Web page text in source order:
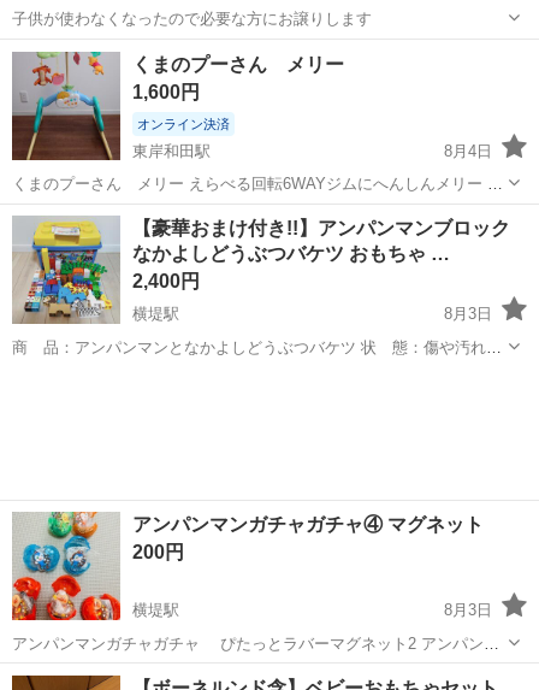
子供が使わなくなったので必要な方にお譲りします
大阪 箕面市 牧落駅 ベビー用品
くまのプーさん メリー
1,600円
オンライン決済
東岸和田駅
8月4日
くまのプーさん メリー えらべる回転6WAYジムにへんしんメリー 箱
なしでのお渡しになります。 取りに来てくださる方の購入お待ちして
おります。
大阪 岸和田市 東岸和田駅 ベビー用品
【豪華おまけ付き!!】アンパンマンブロック
なかよしどうぶつバケツ おもちゃ …
2,400円
横堤駅
8月3日
商 品：アンパンマンとなかよしどうぶつバケツ 状 態：傷や汚れや
アンパンマンガチャガチャ④ マグネット
200円
横堤駅
8月3日
アンパンマンガチャガチャ ぴたっとラバーマグネット2 アンパンマ
ン3個、ドキンちゃん1個、コキンちゃん2個、メロンパンナちゃん1個
大阪 大阪市 横堤駅 ベビー用品 ガチャガチャ